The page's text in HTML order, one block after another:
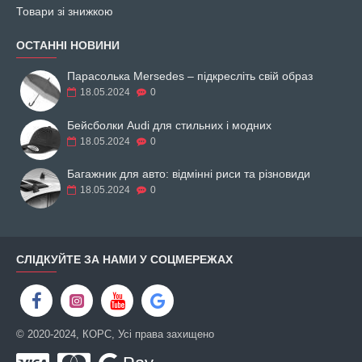
Товари зі знижкою
ОСТАННІ НОВИНИ
Парасолька Mersedes – підкресліть свій образ
18.05.2024 0
Бейсболки Audi для стильних і модних
18.05.2024 0
Багажник для авто: відмінні риси та різновиди
18.05.2024 0
СЛІДКУЙТЕ ЗА НАМИ У СОЦМЕРЕЖАХ
© 2020-2024, КОРС, Усі права захищено